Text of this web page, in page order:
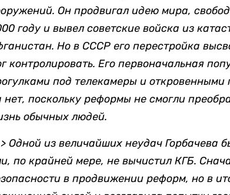
Он продвигал идею мира,
году и вывел советские войска из
Но в СССР его перестройка
контролировать. Его первоначальная
под телекамеры и
нет, поскольку реформы не смогли
обычных людей.
Одной из величайших неудач Горбачева
по крайней мере, не вычистил КГБ.
в продвижении реформ, но в